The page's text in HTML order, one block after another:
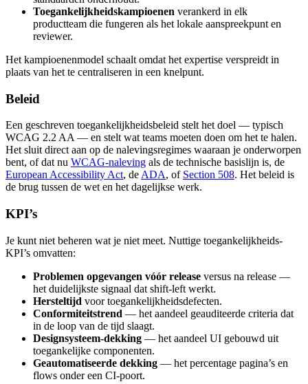
Toegankelijkheidskampioenen verankerd in elk
productteam die fungeren als het lokale aanspreekpunt en
reviewer.
Het kampioenenmodel schaalt omdat het expertise verspreidt in
plaats van het te centraliseren in een knelpunt.
Beleid
Een geschreven toegankelijkheidsbeleid stelt het doel — typisch
WCAG 2.2 AA — en stelt wat teams moeten doen om het te halen.
Het sluit direct aan op de nalevingsregimes waaraan je onderworpen
bent, of dat nu WCAG-naleving als de technische basislijn is, de
European Accessibility Act, de ADA, of Section 508. Het beleid is
de brug tussen de wet en het dagelijkse werk.
KPI’s
Je kunt niet beheren wat je niet meet. Nuttige toegankelijkheids-
KPI’s omvatten:
Problemen opgevangen vóór release versus na release —
het duidelijkste signaal dat shift-left werkt.
Hersteltijd voor toegankelijkheidsdefecten.
Conformiteitstrend — het aandeel geauditeerde criteria dat
in de loop van de tijd slaagt.
Designsysteem-dekking — het aandeel UI gebouwd uit
toegankelijke componenten.
Geautomatiseerde dekking — het percentage pagina’s en
flows onder een CI-poort.